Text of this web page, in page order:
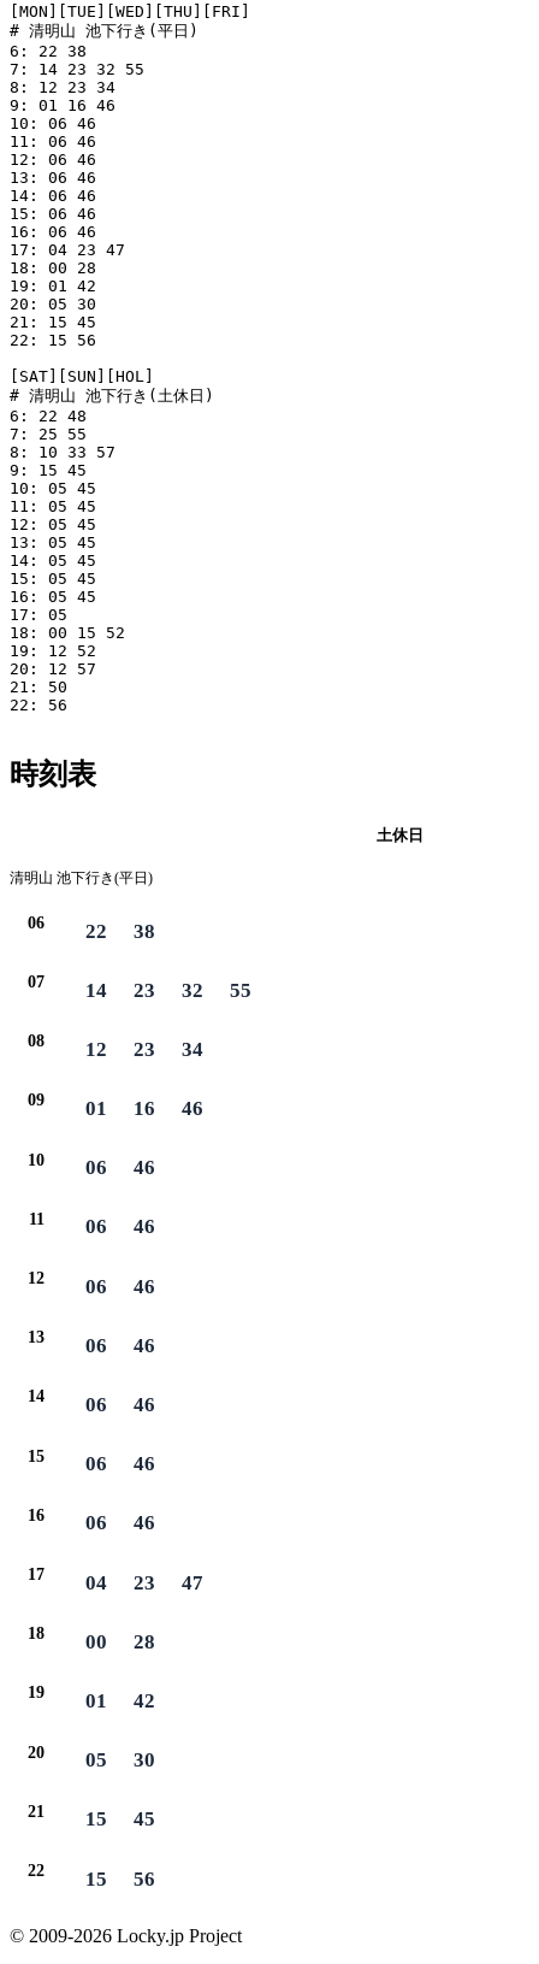
[MON][TUE][WED][THU][FRI]
# 清明山 池下行き(平日)
6: 22 38
7: 14 23 32 55
8: 12 23 34
9: 01 16 46
10: 06 46
11: 06 46
12: 06 46
13: 06 46
14: 06 46
15: 06 46
16: 06 46
17: 04 23 47
18: 00 28
19: 01 42
20: 05 30
21: 15 45
22: 15 56
[SAT][SUN][HOL]
# 清明山 池下行き(土休日)
6: 22 48
7: 25 55
8: 10 33 57
9: 15 45
10: 05 45
11: 05 45
12: 05 45
13: 05 45
14: 05 45
15: 05 45
16: 05 45
17: 05
18: 00 15 52
19: 12 52
20: 12 57
21: 50
22: 56
時刻表
土休日
清明山 池下行き(平日)
06 22 38
07 14 23 32 55
08 12 23 34
09 01 16 46
10 06 46
11 06 46
12 06 46
13 06 46
14 06 46
15 06 46
16 06 46
17 04 23 47
18 00 28
19 01 42
20 05 30
21 15 45
22 15 56
© 2009-2026 Locky.jp Project